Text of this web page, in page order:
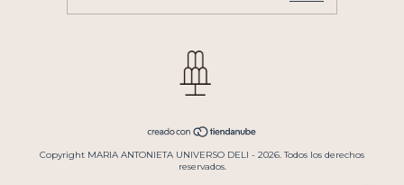
Copyright MARIA ANTONIETA UNIVERSO DELI - 2026. Todos los derechos
reservados.